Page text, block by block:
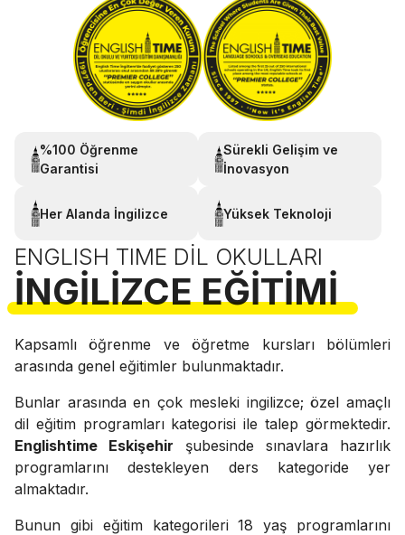
%100 Öğrenme
Garantisi
Sürekli Gelişim ve
İnovasyon
Her Alanda İngilizce Yüksek Teknoloji
ENGLISH TIME DIL OKULLARI
İNGILIZCE EĞITIMI
Kapsamlı öğrenme ve öğretme kursları bölümleri
arasında genel eğitimler bulunmaktadır.
Bunlar arasında en çok mesleki ingilizce; özel amaçlı
dil eğitim programları kategorisi ile talep görmektedir.
Englishtime Eskişehir şubesinde sınavlara hazırlık
programlarını destekleyen ders kategoride yer
almaktadır.
Bunun gibi eğitim kategorileri 18 yaş programlarını